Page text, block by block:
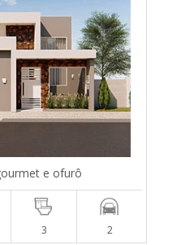
e ofurô
3 2